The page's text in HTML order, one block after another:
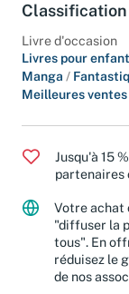
Classification
Livre d'occasion
Livres pour
Manga /
Meilleures ventes
Jusqu'à 15
Votre achat
"diffuser la
tous". En
réduisez le
de nos